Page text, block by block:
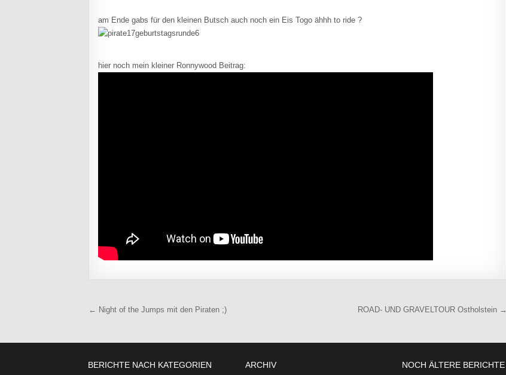
am Ende gabs für den kleinen Butsch auch noch ein Eis Togo ähhh to ride ?
hier noch mein kleiner Ronnywood Beitrag:
Beitragsnavigation
← Night of the Jumps mit den Piraten ;) ROAD- UND GRAVELTOUR Ostholstein →
BERICHTE NACH KATEGORIEN ARCHIV NOCH ÄLTERE BERICHTE